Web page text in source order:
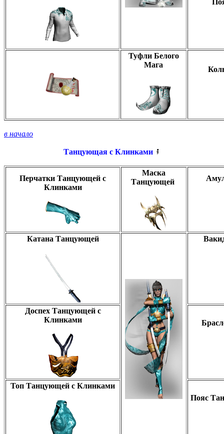
Туфли Белого
Мага
в начало
Танцующая с Клинками
Перчатки Танцующей с
Клинками
Маска
Танцующей
Катана Танцующей
Доспех Танцующей с
Клинками
Топ Танцующей с Клинками
Пояс